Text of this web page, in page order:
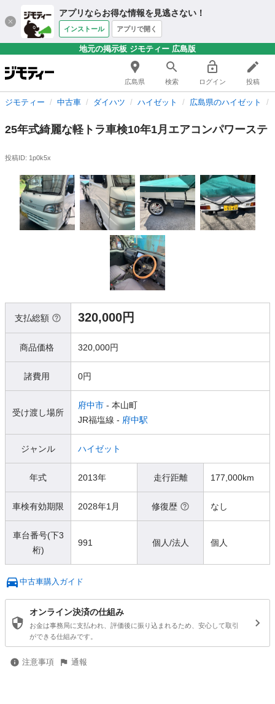
アプリならお得な情報を見逃さない！
インストール アプリで開く
地元の掲示板 ジモティー 広島版
広島県 検索 ログイン 投稿
ジモティー 中古車 ダイハツ ハイゼット 広島県のハイゼット
25年式綺麗な軽トラ車検10年1月エアコンパワーステ
投稿ID: 1p0k5x
支払総額 320,000円
商品価格 320,000円
諸費用 0円
受け渡し場所
府中市 - 本山町
JR福塩線 - 府中駅
ジャンル ハイゼット
年式 2013年 走行距離 177,000km
車検有効期限 2028年1月 修復歴 なし
車台番号(下3
桁)
991 個人/法人 個人
中古車購入ガイド
オンライン決済の仕組み
お金は事務局に支払われ、評価後に振り込まれるため、安心して取引
ができる仕組みです。
注意事項 通報